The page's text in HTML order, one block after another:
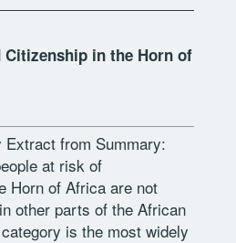
Citizenship in the Horn of
Extract from Summary:
at risk of
Horn of Africa are not
other parts of the African
is the most widely